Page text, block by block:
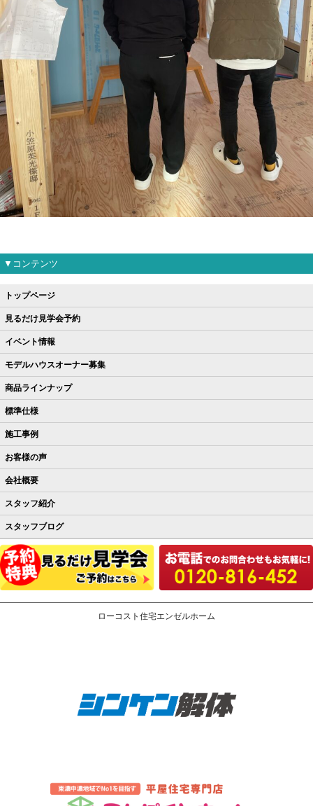
▼コンテンツ
トップページ
見るだけ見学会予約
イベント情報
モデルハウスオーナー募集
商品ラインナップ
標準仕様
施工事例
お客様の声
会社概要
スタッフ紹介
スタッフブログ
ローコスト住宅エンゼルホーム